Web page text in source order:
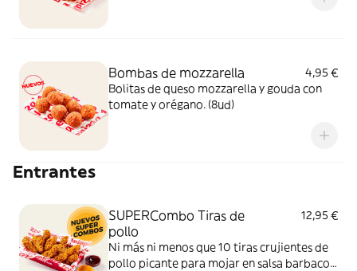
Bombas de mozzarella
4,95 €
Bolitas de queso mozzarella y gouda con
tomate y orégano. (8ud)
Entrantes
SUPERCombo Tiras de
pollo
12,95 €
Ni más ni menos que 10 tiras crujientes de
pollo picante para mojar en salsa barbacoa